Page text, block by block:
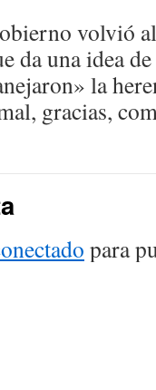
volvió
da una idea
la
gracias,
para